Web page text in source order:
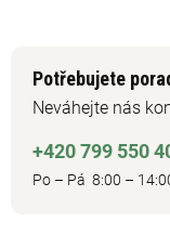
Potřebujete
Neváhejte nás
+420 799 550
Po – Pá 8:00 –